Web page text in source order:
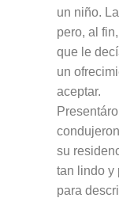
un niño.
pero, al
que le
un
aceptar.
su
tan lindo y
para